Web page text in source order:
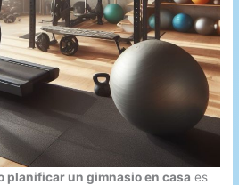
planificar un gimnasio en casa es